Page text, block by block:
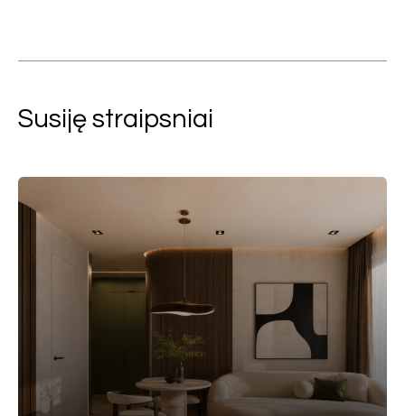
Susiję straipsniai